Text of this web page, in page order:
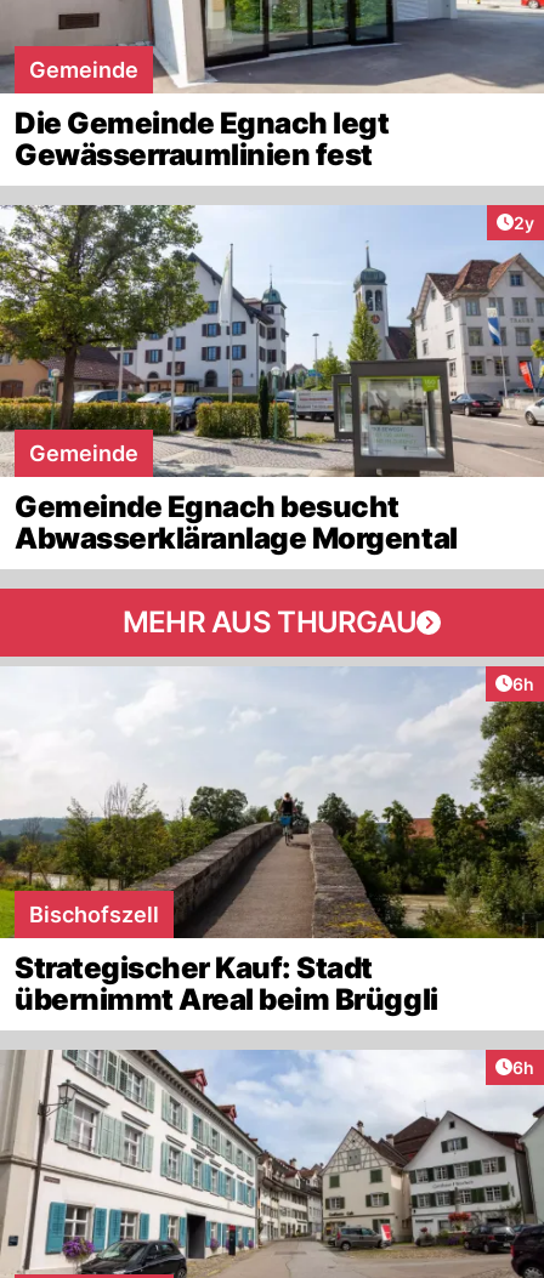
Gemeinde
Die Gemeinde Egnach legt
Gewässerraumlinien fest
2y
Gemeinde
Gemeinde Egnach besucht
Abwasserkläranlage Morgental
MEHR AUS THURGAU
6h
Bischofszell
Strategischer Kauf: Stadt
übernimmt Areal beim Brüggli
6h